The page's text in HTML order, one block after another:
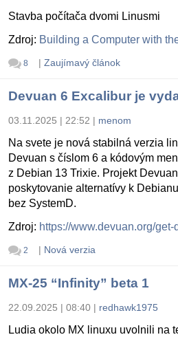
Stavba počítača dvomi Linusmi
Zdroj: Building a Computer with
8 | Zaujímavý článok
Devuan 6 Excalibur je
03.11.2025 | 22:52 | menom
Na svete je nová stabilná verzia
Devuan s číslom 6 a kódovým
z Debian 13 Trixie. Projekt
poskytovanie alternatívy k
bez SystemD.
Zdroj: https://www.devuan.org/get-
2 | Nová verzia
MX-25 “Infinity” beta 1
22.09.2025 | 08:40 | redhawk1975
Ludia okolo MX linuxu uvolnili na